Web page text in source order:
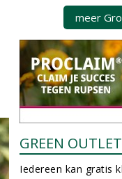
meer
GREEN OUTLET
Iedereen kan gratis